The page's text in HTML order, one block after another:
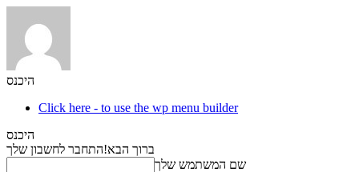
היכנס
Click here - to use the wp menu builder
היכנס
ברוך הבא!התחבר לחשבון שלך
שם המשתמש שלך